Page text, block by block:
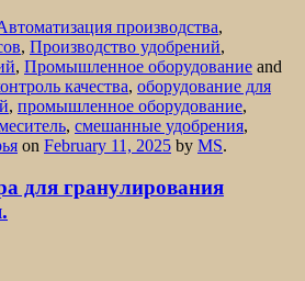
производства,
, Производство удобрений,
, Промышленное оборудование and
качества, оборудование для
, промышленное оборудование,
, смешанные удобрения,
on February 11, 2025 by MS.
для гранулирования